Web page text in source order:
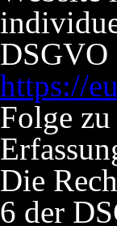
DSGVO
https://
Folge
Die
6 der